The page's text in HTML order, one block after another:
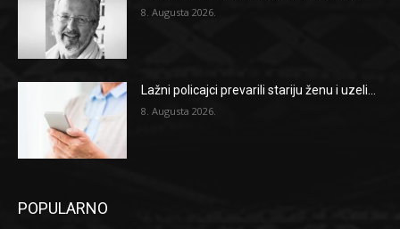
8. Augusta 2026.
Lažni policajci prevarili stariju ženu i uzeli...
8. Augusta 2026.
POPULARNO